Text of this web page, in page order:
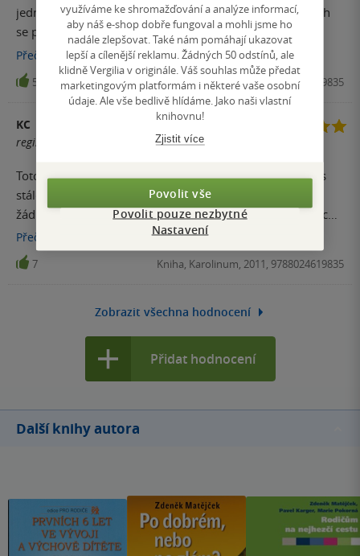
jednalo se o vůbec jeden z prvních pramenů zabývajících
se psychickou deprivací u nás. Kniha moc pěkně
zpracovává a podává poznatky, které byly o tomto tématu
shromážděny.
Přečíst více
50 Kniha, Karolinum, 2011, 9788024619835
KC
registrovaný uživatel
Toto je taková psychologická klasika, tato kniha je i dnes
stále aktuální. Určitě by neměla chybět v knihovničce
žádného dětského psychologa popř. dalších pomáhajících
pracovníků, kteří pracují s dětmi.
Přečíst
7 Kniha, Karolinum, 2011, 9788024619835
Zobrazit všechna hodnocení
Přidat hodnocení
Další knihy autora
využíváme ke shromažďování a analýze informací,
aby náš e-shop dobře fungoval a mohli jsme ho
nadále zlepšovat. Také nám pomáhají ukazovat
lepší a cílenější reklamu. Žádných 50 odstínů, ale
klidně Vergilia v originále. Váš souhlas může předat
marketingovým platformám i některé vaše osobní
údaje. Ale vše bedlivě hlídáme. Jako naši vlastní
knihovnu!
Zjistit více
Povolit vše
Povolit pouze nezbytné
Nastavení